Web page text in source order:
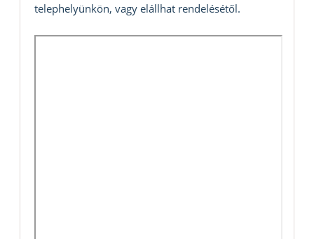
telephelyünkön, vagy elállhat rendelésétől.